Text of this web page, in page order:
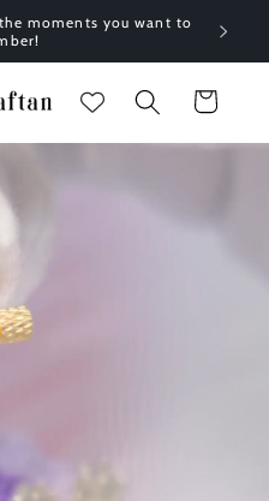
للمجالس الراقية
أجمل
العربة